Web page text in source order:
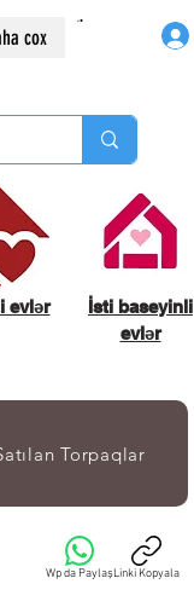
cox
evlər
İsti baseyinli
evlər
Torpaqlar
Wp da PaylaşLinki Kopyala